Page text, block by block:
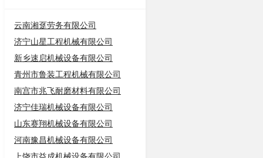
云南湘趸劳务有限公司
济宁山星工程机械有限公司
新乡速启机械设备有限公司
青州市鲁装工程机械有限公司
南宫市兆飞耐磨材料有限公司
济宁佳瑞机械设备有限公司
山东赛翔机械设备有限公司
河南豫昌机械设备有限公司